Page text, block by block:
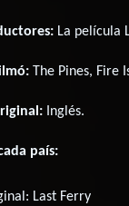
La película
The Pines, Fire
Inglés.
país:
Last Ferry